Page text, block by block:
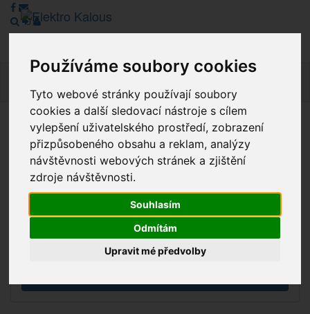
Používáme soubory cookies
Tyto webové stránky používají soubory
cookies a další sledovací nástroje s cílem
vylepšení uživatelského prostředí, zobrazení
přizpůsobeného obsahu a reklam, analýzy
návštěvnosti webových stránek a zjištění
zdroje návštěvnosti.
Souhlasím
Odmítám
Upravit mé předvolby
Vážení zákazníci, v tuto chvíli je Náš internetový obchod v
režimu Katalogu. Objednávky on-line nyní nelze vyřídit.
Děkujeme za pochopení.
Výprodej